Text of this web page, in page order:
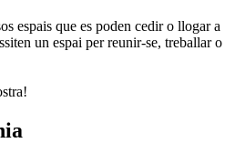
espais que es poden cedir o llogar a
un espai per reunir-se, treballar o